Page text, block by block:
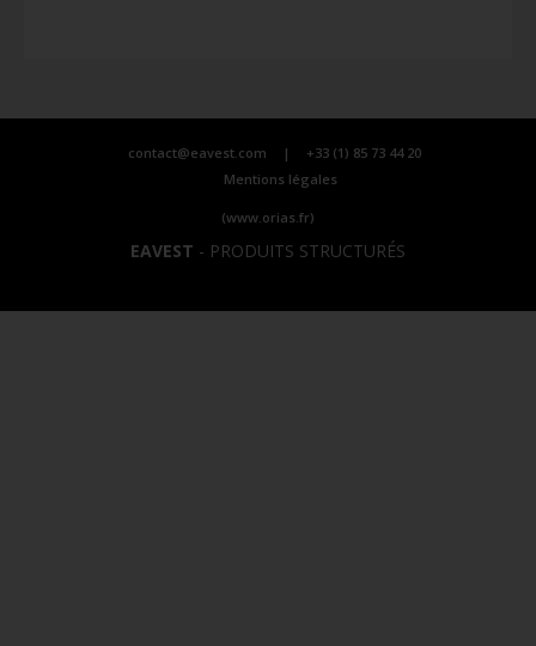
contact@eavest.com |
+33 (1) 85 73 44 20
Mentions légales
(www.orias.fr)
EAVEST - PRODUITS STRUCTURÉS